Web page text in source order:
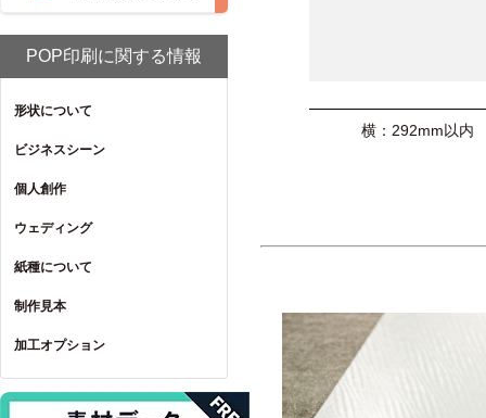
POP印刷に関する情報
形状について
ビジネスシーン
個人創作
ウェディング
紙種について
制作見本
加工オプション
横：292mm以内